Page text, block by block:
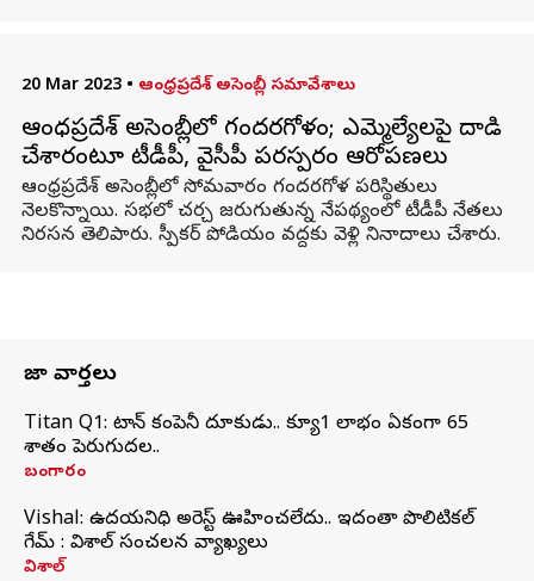
20 Mar 2023 • ఆంధ్రప్రదేశ్ అసెంబ్లీ సమావేశాలు
ఆంధ్రప్రదేశ్ అసెంబ్లీలో గందరగోళం; ఎమ్మెల్యేలపై దాడి
చేశారంటూ టీడీపీ, వైసీపీ పరస్పరం ఆరోపణలు
ఆంధ్రప్రదేశ్ అసెంబ్లీలో సోమవారం గందరగోళ పరిస్థితులు
నెలకొన్నాయి. సభలో చర్చ జరుగుతున్న నేపథ్యంలో టీడీపీ నేతలు
నిరసన తెలిపారు. స్పీకర్ పోడియం వద్దకు వెళ్లి నినాదాలు చేశారు.
తాజా వార్తలు
Titan Q1: టైటాన్ కంపెనీ దూకుడు.. క్యూ1 లాభం ఏకంగా 65
శాతం పెరుగుదల..
బంగారం
Vishal: ఉదయనిధి అరెస్ట్‌ ఊహించలేదు.. ఇదంతా పొలిటికల్
గేమ్ : విశాల్ సంచలన వ్యాఖ్యలు
విశాల్